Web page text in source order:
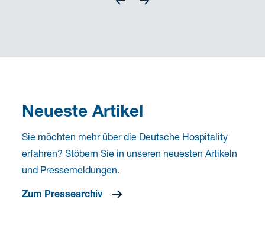
Neueste Artikel
Sie möchten mehr über die Deutsche Hospitality
erfahren? Stöbern Sie in unseren neuesten Artikeln
und Pressemeldungen.
Zum Pressearchiv